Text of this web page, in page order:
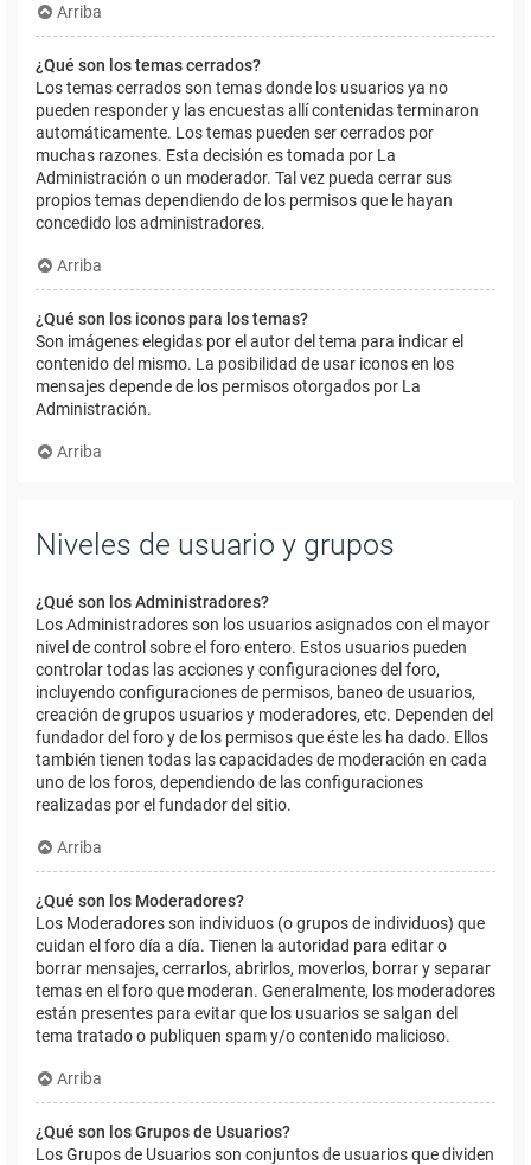
Arriba
¿Qué son los temas cerrados?
Los temas cerrados son temas donde los usuarios ya no
pueden responder y las encuestas allí contenidas terminaron
automáticamente. Los temas pueden ser cerrados por
muchas razones. Esta decisión es tomada por La
Administración o un moderador. Tal vez pueda cerrar sus
propios temas dependiendo de los permisos que le hayan
concedido los administradores.
Arriba
¿Qué son los iconos para los temas?
Son imágenes elegidas por el autor del tema para indicar el
contenido del mismo. La posibilidad de usar iconos en los
mensajes depende de los permisos otorgados por La
Administración.
Arriba
Niveles de usuario y grupos
¿Qué son los Administradores?
Los Administradores son los usuarios asignados con el mayor
nivel de control sobre el foro entero. Estos usuarios pueden
controlar todas las acciones y configuraciones del foro,
incluyendo configuraciones de permisos, baneo de usuarios,
creación de grupos usuarios y moderadores, etc. Dependen del
fundador del foro y de los permisos que éste les ha dado. Ellos
también tienen todas las capacidades de moderación en cada
uno de los foros, dependiendo de las configuraciones
realizadas por el fundador del sitio.
Arriba
¿Qué son los Moderadores?
Los Moderadores son individuos (o grupos de individuos) que
cuidan el foro día a día. Tienen la autoridad para editar o
borrar mensajes, cerrarlos, abrirlos, moverlos, borrar y separar
temas en el foro que moderan. Generalmente, los moderadores
están presentes para evitar que los usuarios se salgan del
tema tratado o publiquen spam y/o contenido malicioso.
Arriba
¿Qué son los Grupos de Usuarios?
Los Grupos de Usuarios son conjuntos de usuarios que dividen